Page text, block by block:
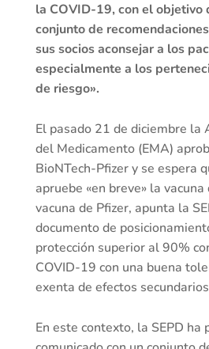
la COVID-19, con el objetivo
conjunto de
sus socios aconsejar a los
especialmente a los
de riesgo».
El pasado 21 de diciembre la
del Medicamento (EMA)
BioNTech-Pfizer y se espera
apruebe «en breve» la
vacuna de Pfizer, apunta la
documento de
protección superior al 90%
COVID-19 con una buena
exenta de efectos
En este contexto, la SEPD ha